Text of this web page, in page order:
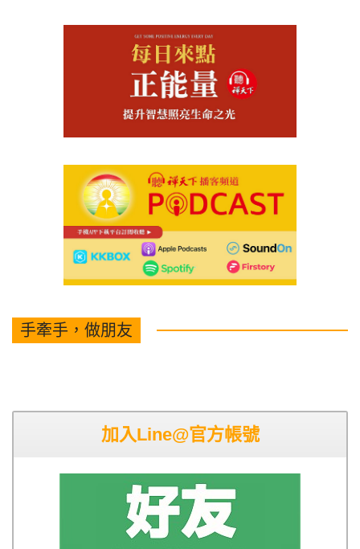
手牽手，做朋友
加入Line@官方帳號